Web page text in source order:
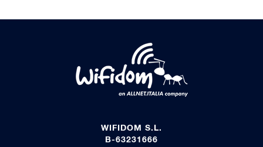
WIFIDOM S.L.
B-63231666